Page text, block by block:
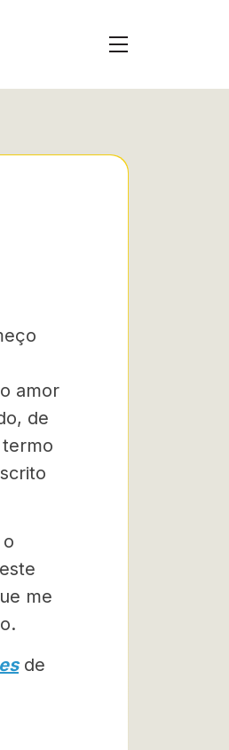
amor
de
me
de